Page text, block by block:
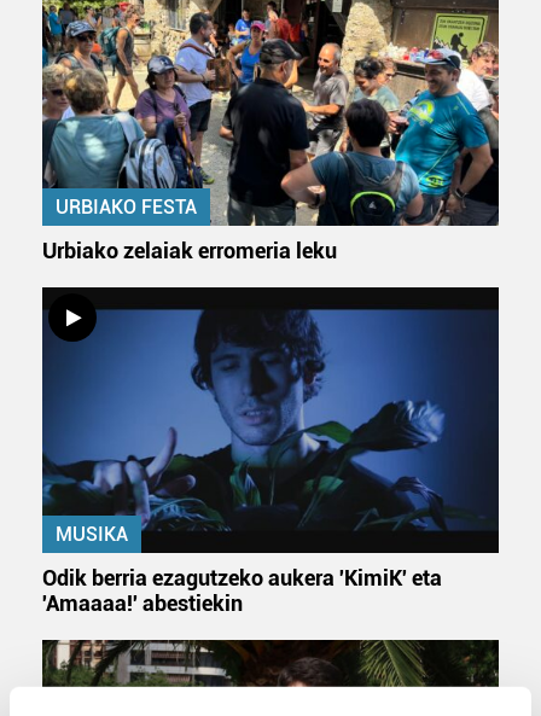
URBIAKO FESTA
Urbiako zelaiak erromeria leku
MUSIKA
Odik berria ezagutzeko aukera 'KimiK' eta
'Amaaaa!' abestiekin